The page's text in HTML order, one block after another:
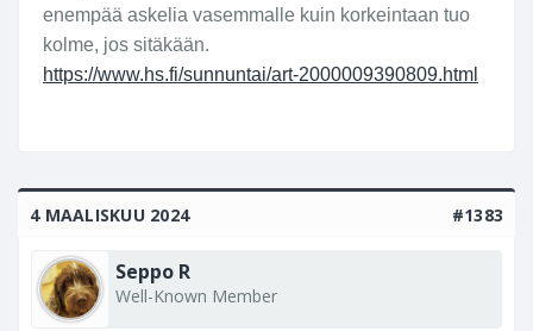
a
i
v
m
m
n
p
u
enempää askelia vasemmalle kuin korkeintaan tuo
kolme, jos sitäkään.
https://www.hs.fi/sunnuntai/art-2000009390809.html
4 MAALISKUU 2024 #1383
Seppo R
Well-Known Member